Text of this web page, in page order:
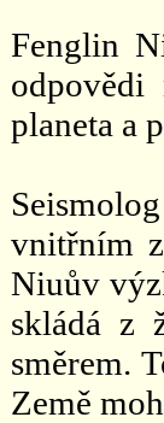
Fenglin
planeta a
vnitřním
Niuův
skládá z
směrem.
Země